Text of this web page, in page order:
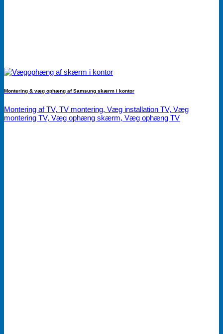
Montering & væg ophæng af Samsung skærm i kontor
Montering af TV, TV montering, Væg installation TV, Væg
montering TV, Væg ophæng skærm, Væg ophæng TV